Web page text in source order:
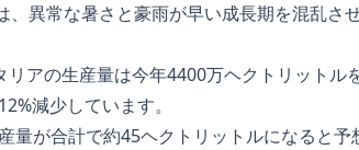
異常な暑さと豪雨が早い成長期を混乱さ
アの生産量は今年4400万ヘクトリットル
減少しています。
量が合計で約45ヘクトリットルになると予